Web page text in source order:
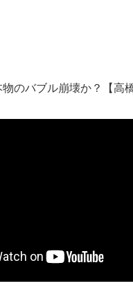
のバブル崩壊か？【高